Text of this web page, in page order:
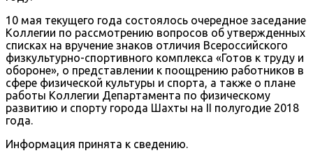
10 мая текущего года состоялось очередное заседание
Коллегии по рассмотрению вопросов об утвержденных
списках на вручение знаков отличия Всероссийского
физкультурно-спортивного комплекса «Готов к труду и
обороне», о представлении к поощрению работников в
сфере физической культуры и спорта, а также о плане
работы Коллегии Департамента по физическому
развитию и спорту города Шахты на II полугодие 2018
года.
Информация принята к сведению.